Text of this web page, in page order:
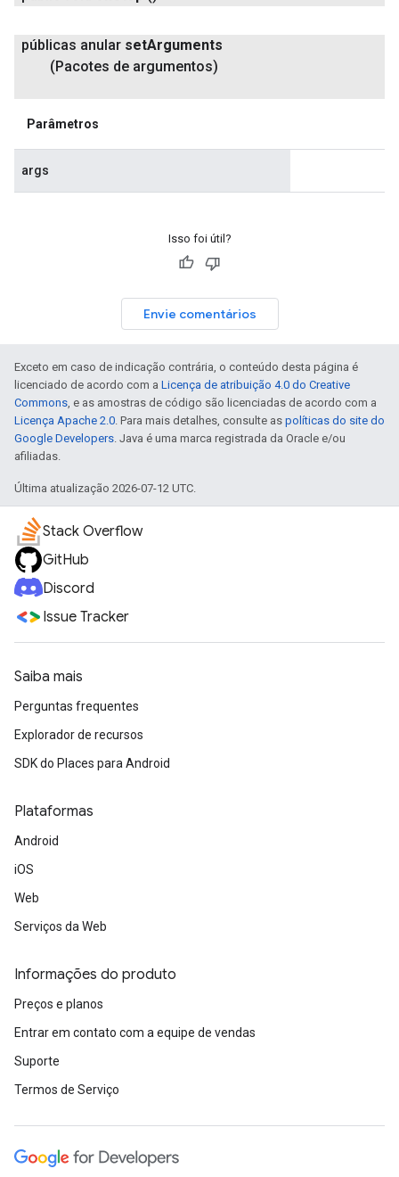
públicas anular setArguments
(Pacotes de argumentos)
Parâmetros
args
Isso foi útil?
Envie comentários
Exceto em caso de indicação contrária, o conteúdo desta página é
licenciado de acordo com a Licença de atribuição 4.0 do Creative
Commons , e as amostras de código são licenciadas de acordo com a
Licença Apache 2.0 . Para mais detalhes, consulte as políticas do site do
Google Developers . Java é uma marca registrada da Oracle e/ou
afiliadas.
Última atualização 2026-07-12 UTC.
Stack Overflow
GitHub
Discord
Issue Tracker
Saiba mais
Perguntas frequentes
Explorador de recursos
SDK do Places para Android
Plataformas
Android
iOS
Web
Serviços da Web
Informações do produto
Preços e planos
Entrar em contato com a equipe de vendas
Suporte
Termos de Serviço